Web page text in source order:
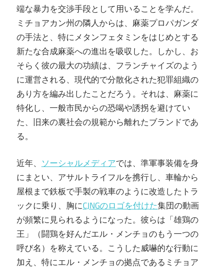
端な暴力を交渉手段として用いることを学んだ。
ミチョアカン州の隣人からは、麻薬プロパガンダ
の手法と、特にメタンフェタミンをはじめとする
新たな合成麻薬への進出を吸収した。しかし、お
そらく彼の最大の功績は、フランチャイズのよう
に運営される、現代的で分散化された犯罪組織の
あり方を編み出したことだろう。それは、麻薬に
特化し、一般市民からの恐喝や誘拐を避けてい
た、旧来の裏社会の規範から離れたブランドであ
る。
近年、 ソーシャルメディアでは、準軍事装備を身
にまとい、アサルトライフルを携行し、車輪から
屋根まで鉄板で手製の戦車のように改造したトラ
ックに乗り、胸にCJNGのロゴを付けた集団の動画
が頻繁に見られるようになった。彼らは「雄鶏の
王」（闘鶏を好んだエル・メンチョのもう一つの
呼び名）を称えている。こうした威嚇的な行動に
加え、特にエル・メンチョの拠点であるミチョア